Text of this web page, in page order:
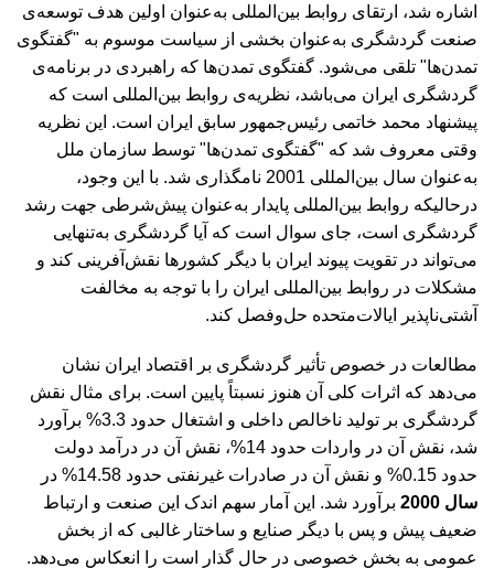
اشاره شد، ارتقای روابط بین‌المللی به‌عنوان اولین هدف توسعه‌ی
صنعت گردشگری به‌عنوان بخشی از سیاست موسوم به "گفتگوی
تمدن‌ها" تلقی می‌شود. گفتگوی تمدن‌ها که راهبردی در برنامه‌ی
گردشگری ایران می‌باشد، نظریه‌ی روابط بین‌المللی است که
پیشنهاد محمد خاتمی رئیس‌جمهور سابق ایران است. این نظریه
وقتی معروف شد که "گفتگوی تمدن‌ها" توسط سازمان ملل
به‌عنوان سال بین‌المللی 2001 نامگذاری شد. با این وجود،
درحالیکه روابط بین‌المللی پایدار به‌عنوان پیش‌شرطی جهت رشد
گردشگری است، جای سوال است که آیا گردشگری به‌تنهایی
می‌تواند در تقویت پیوند ایران با دیگر کشورها نقش‌آفرینی کند و
مشکلات در روابط بین‌المللی ایران را با توجه به مخالفت
آشتی‌ناپذیر ایالات‌متحده حل‌وفصل کند.
مطالعات در خصوص تأثیر گردشگری بر اقتصاد ایران نشان
می‌دهد که اثرات کلی آن هنوز نسبتاً پایین است. برای مثال نقش
گردشگری بر تولید ناخالص داخلی و اشتغال حدود 3.3% برآورد
شد، نقش آن در واردات حدود 14%، نقش آن در درآمد دولت
حدود 0.15% و نقش آن در صادرات غیرنفتی حدود 14.58% در
سال 2000
برآورد شد. این آمار سهم اندک این صنعت و ارتباط
ضعیف پیش و پس با دیگر صنایع و ساختار غالبی که از بخش
عمومی به بخش خصوصی در حال گذار است را انعکاس می‌دهد.